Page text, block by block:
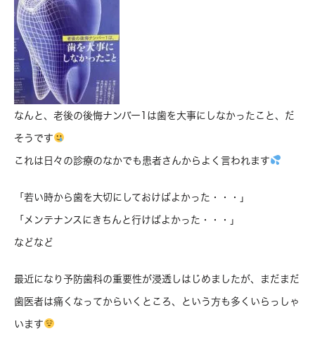
なんと、老後の後悔ナンバー1は歯を大事にしなかったこと、だ
そうです
これは日々の診療のなかでも患者さんからよく言われます
「若い時から歯を大切にしておけばよかった・・・」
「メンテナンスにきちんと行けばよかった・・・」
などなど
最近になり予防歯科の重要性が浸透しはじめましたが、まだまだ
歯医者は痛くなってからいくところ、という方も多くいらっしゃ
います